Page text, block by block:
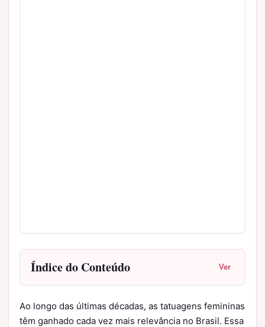
Índice do Conteúdo Ver
Ao longo das últimas décadas, as tatuagens femininas
têm ganhado cada vez mais relevância no Brasil. Essa